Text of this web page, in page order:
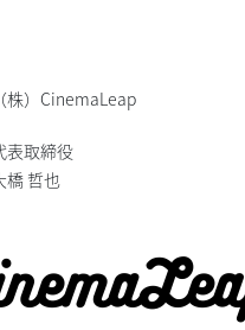
（株）CinemaLeap
表取締役
橋 哲也